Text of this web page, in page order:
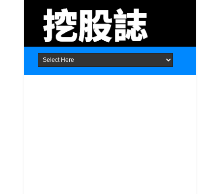
Home About Contact